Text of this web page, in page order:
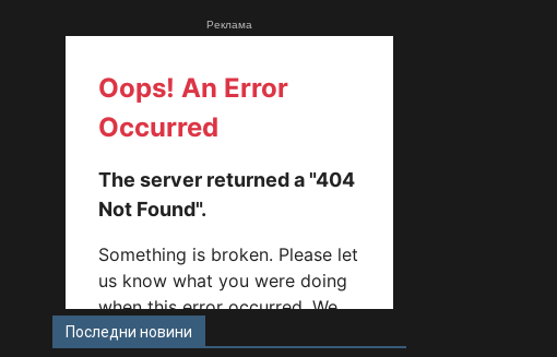
Реклама
Последни новини